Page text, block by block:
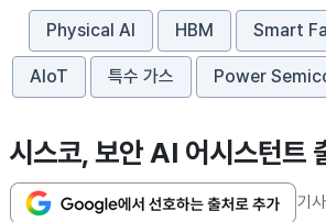
Physical AI HBM Smart
AIoT 특수 가스 Power
시스코, 보안 AI 어시스턴트
기